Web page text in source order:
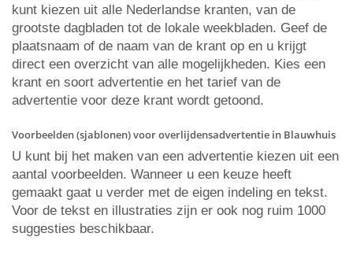
kunt kiezen uit alle Nederlandse kranten, van de
grootste dagbladen tot de lokale weekbladen. Geef de
plaatsnaam of de naam van de krant op en u krijgt
direct een overzicht van alle mogelijkheden. Kies een
krant en soort advertentie en het tarief van de
advertentie voor deze krant wordt getoond.
Voorbeelden (sjablonen) voor overlijdensadvertentie in Blauwhuis
U kunt bij het maken van een advertentie kiezen uit een
aantal voorbeelden. Wanneer u een keuze heeft
gemaakt gaat u verder met de eigen indeling en tekst.
Voor de tekst en illustraties zijn er ook nog ruim 1000
suggesties beschikbaar.